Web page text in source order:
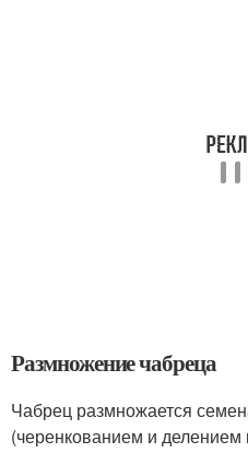
Размножение чабреца
Чабрец размножается
(черенкованием и делением